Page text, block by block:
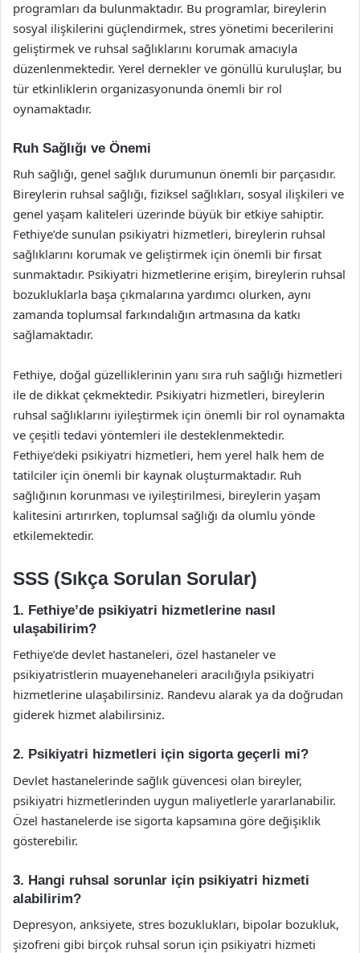
programları da bulunmaktadır. Bu programlar, bireylerin
sosyal ilişkilerini güçlendirmek, stres yönetimi becerilerini
geliştirmek ve ruhsal sağlıklarını korumak amacıyla
düzenlenmektedir. Yerel dernekler ve gönüllü kuruluşlar, bu
tür etkinliklerin organizasyonunda önemli bir rol
oynamaktadır.
Ruh Sağlığı ve Önemi
Ruh sağlığı, genel sağlık durumunun önemli bir parçasıdır.
Bireylerin ruhsal sağlığı, fiziksel sağlıkları, sosyal ilişkileri ve
genel yaşam kaliteleri üzerinde büyük bir etkiye sahiptir.
Fethiye’de sunulan psikiyatri hizmetleri, bireylerin ruhsal
sağlıklarını korumak ve geliştirmek için önemli bir fırsat
sunmaktadır. Psikiyatri hizmetlerine erişim, bireylerin ruhsal
bozukluklarla başa çıkmalarına yardımcı olurken, aynı
zamanda toplumsal farkındalığın artmasına da katkı
sağlamaktadır.
Fethiye, doğal güzelliklerinin yanı sıra ruh sağlığı hizmetleri
ile de dikkat çekmektedir. Psikiyatri hizmetleri, bireylerin
ruhsal sağlıklarını iyileştirmek için önemli bir rol oynamakta
ve çeşitli tedavi yöntemleri ile desteklenmektedir.
Fethiye’deki psikiyatri hizmetleri, hem yerel halk hem de
tatilciler için önemli bir kaynak oluşturmaktadır. Ruh
sağlığının korunması ve iyileştirilmesi, bireylerin yaşam
kalitesini artırırken, toplumsal sağlığı da olumlu yönde
etkilemektedir.
SSS (Sıkça Sorulan Sorular)
1. Fethiye’de psikiyatri hizmetlerine nasıl
ulaşabilirim?
Fethiye’de devlet hastaneleri, özel hastaneler ve
psikiyatristlerin muayenehaneleri aracılığıyla psikiyatri
hizmetlerine ulaşabilirsiniz. Randevu alarak ya da doğrudan
giderek hizmet alabilirsiniz.
2. Psikiyatri hizmetleri için sigorta geçerli mi?
Devlet hastanelerinde sağlık güvencesi olan bireyler,
psikiyatri hizmetlerinden uygun maliyetlerle yararlanabilir.
Özel hastanelerde ise sigorta kapsamına göre değişiklik
gösterebilir.
3. Hangi ruhsal sorunlar için psikiyatri hizmeti
alabilirim?
Depresyon, anksiyete, stres bozuklukları, bipolar bozukluk,
şizofreni gibi birçok ruhsal sorun için psikiyatri hizmeti